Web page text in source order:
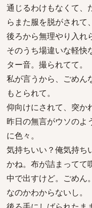
通じるわけもなくて、
らまた服を脱がされて、
後ろから無理やり入れ
そのうち場違いな軽快
ター音。撮られてて。
私が言うから、ごめん
もとられて。
仰向けにされて、突か
昨日の無言がウソのよ
に色々。
気持ちいい？俺気持ち
かね。布が詰まってて
中で出すけど。ごめん
なのかわからないし。